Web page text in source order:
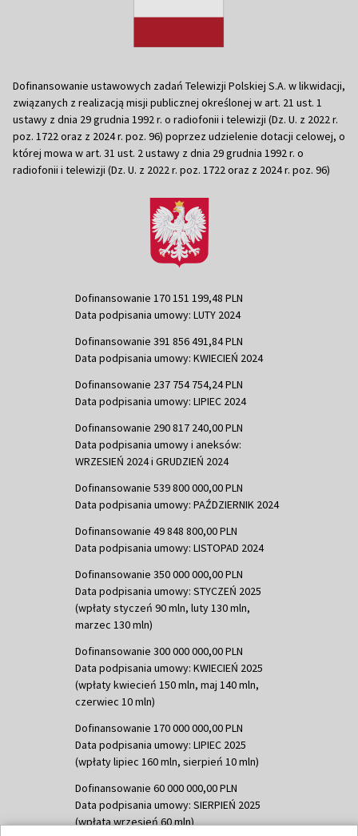
Dofinansowanie ustawowych zadań Telewizji Polskiej S.A. w likwidacji,
związanych z realizacją misji publicznej określonej w art. 21 ust. 1
ustawy z dnia 29 grudnia 1992 r. o radiofonii i telewizji (Dz. U. z 2022 r.
poz. 1722 oraz z 2024 r. poz. 96) poprzez udzielenie dotacji celowej, o
której mowa w art. 31 ust. 2 ustawy z dnia 29 grudnia 1992 r. o
radiofonii i telewizji (Dz. U. z 2022 r. poz. 1722 oraz z 2024 r. poz. 96)
Dofinansowanie 170 151 199,48 PLN
Data podpisania umowy: LUTY 2024
Dofinansowanie 391 856 491,84 PLN
Data podpisania umowy: KWIECIEŃ 2024
Dofinansowanie 237 754 754,24 PLN
Data podpisania umowy: LIPIEC 2024
Dofinansowanie 290 817 240,00 PLN
Data podpisania umowy i aneksów:
WRZESIEŃ 2024 i GRUDZIEŃ 2024
Dofinansowanie 539 800 000,00 PLN
Data podpisania umowy: PAŹDZIERNIK 2024
Dofinansowanie 49 848 800,00 PLN
Data podpisania umowy: LISTOPAD 2024
Dofinansowanie 350 000 000,00 PLN
Data podpisania umowy: STYCZEŃ 2025
(wpłaty styczeń 90 mln, luty 130 mln,
marzec 130 mln)
Dofinansowanie 300 000 000,00 PLN
Data podpisania umowy: KWIECIEŃ 2025
(wpłaty kwiecień 150 mln, maj 140 mln,
czerwiec 10 mln)
Dofinansowanie 170 000 000,00 PLN
Data podpisania umowy: LIPIEC 2025
(wpłaty lipiec 160 mln, sierpień 10 mln)
Dofinansowanie 60 000 000,00 PLN
Data podpisania umowy: SIERPIEŃ 2025
(wpłata wrzesień 60 mln)